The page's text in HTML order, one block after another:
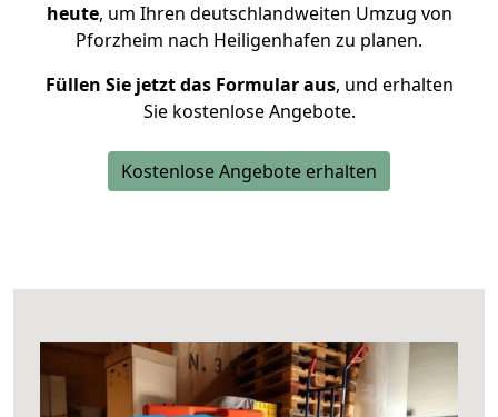
heute, um Ihren deutschlandweiten Umzug von
Pforzheim nach Heiligenhafen zu planen.
Füllen Sie jetzt das Formular aus, und erhalten
Sie kostenlose Angebote.
Kostenlose Angebote erhalten